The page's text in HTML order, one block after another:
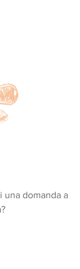
una domanda a